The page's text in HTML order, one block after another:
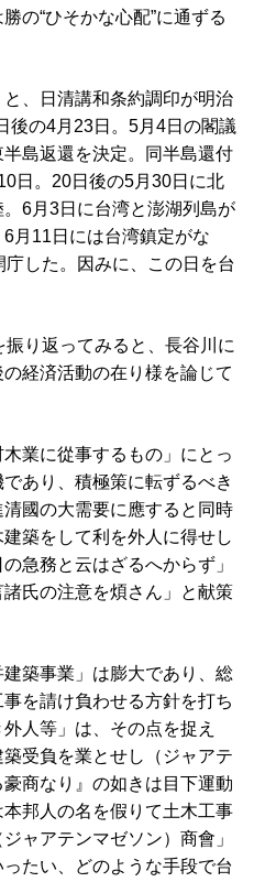
の“ひそかな心配”に通ずる
、日清講和条約調印が明治
後の4月23日。5月4日の閣議
島返還を決定。同半島還付
日。20日後の5月30日に北
6月3日に台湾と澎湖列島が
月11日には台湾鎮定がな
した。因みに、この日を台
り返ってみると、長谷川に
経済活動の在り様を論じて
業に從事するもの」にとっ
あり、積極策に転ずるべき
國の大需要に應すると同時
築をして利を外人に得せし
急務と云はざるへからず」
氏の注意を煩さん」と献策
建築事業」は膨大であり、総
を請け負わせる方針を打ち
人等」は、その点を捉え
受負を業とせし（ジャアテ
商なり』の如きは目下運動
邦人の名を假りて土木工事
ャアテンマゼソン）商會」
たい、どのような手段で台